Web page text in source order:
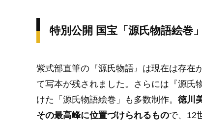
特別公開 国宝「源氏物語絵巻」
紫式部直筆の『源氏物語』は現在は存在
て写本が残されました。さらには『源氏
けた「源氏物語絵巻」も多数制作。 徳川
その最高峰に位置づけられるもので、12